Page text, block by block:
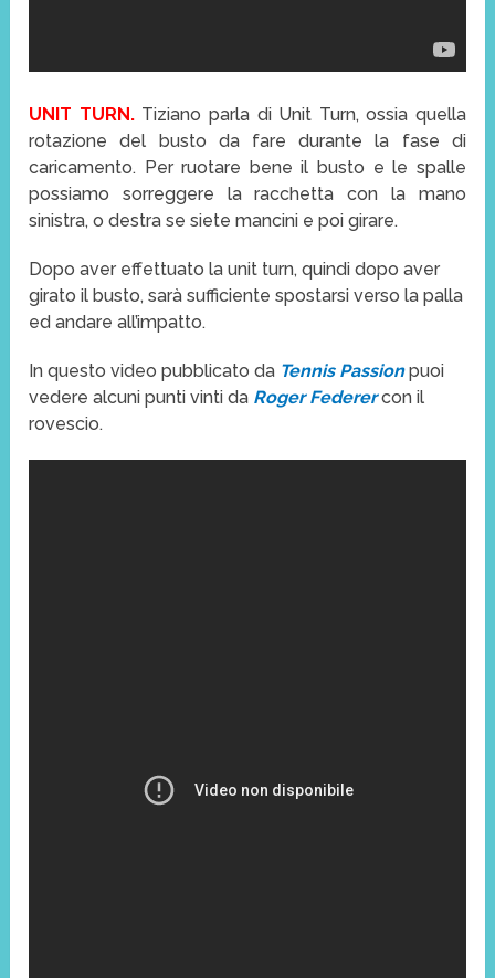
UNIT TURN.Tiziano parla di Unit Turn, ossia quella
rotazione del busto da fare durante la fase di
caricamento. Per ruotare bene il busto e le spalle
possiamo sorreggere la racchetta con la mano
sinistra, o destra se siete mancini e poi girare.
Dopo aver effettuato la unit turn, quindi dopo aver
girato il busto, sarà sufficiente spostarsi verso la palla
ed andare all’impatto.
In questo video pubblicato da Tennis Passionpuoi
vedere alcuni punti vinti da Roger Federer con il
rovescio.